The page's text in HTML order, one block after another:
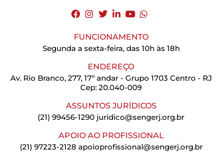
FUNCIONAMENTO
Segunda a sexta-feira, das 10h às 18h
ENDEREÇO
Av. Rio Branco, 277, 17º andar - Grupo 1703 Centro - RJ
Cep: 20.040-009
ASSUNTOS JURÍDICOS
(21) 99456-1290 juridico@sengerj.org.br
APOIO AO PROFISSIONAL
(21) 97223-2128 apoioprofissional@sengerj.org.br